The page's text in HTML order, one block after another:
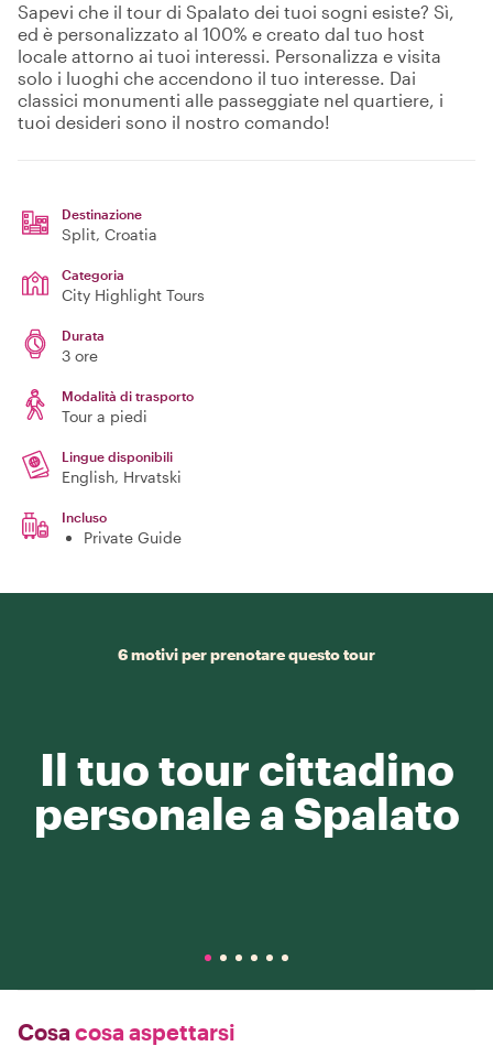
Sapevi che il tour di Spalato dei tuoi sogni esiste? Sì,
ed è personalizzato al 100% e creato dal tuo host
locale attorno ai tuoi interessi. Personalizza e visita
solo i luoghi che accendono il tuo interesse. Dai
classici monumenti alle passeggiate nel quartiere, i
tuoi desideri sono il nostro comando!
Destinazione
Split, Croatia
Categoria
City Highlight Tours
Durata
3 ore
Modalità di trasporto
Tour a piedi
Lingue disponibili
English, Hrvatski
Incluso
Private Guide
6 motivi per prenotare questo tour
Il tuo tour cittadino
personale a Spalato
Cosa cosa aspettarsi